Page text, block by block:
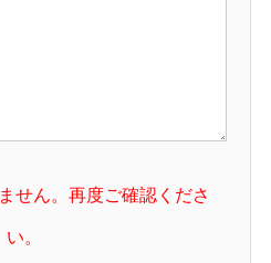
せん。再度ご確認くださ
い。